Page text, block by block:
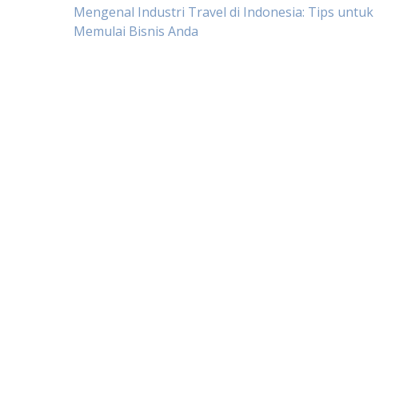
Post
Mengenal Industri Travel di Indonesia: Tips untuk
Memulai Bisnis Anda